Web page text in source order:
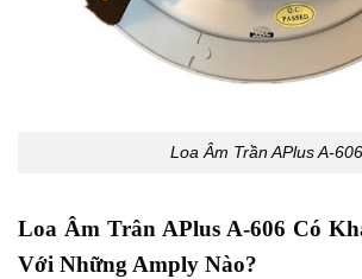
Loa Âm Trần APlus A-606
Loa Âm Trân APlus A-606 Có
Với Những Amply Nào?